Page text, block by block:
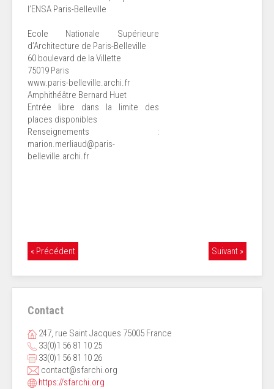
l’ENSA Paris-Belleville
Ecole Nationale Supérieure
d’Architecture de Paris-Belleville
60 boulevard de la Villette
75019 Paris
www.paris-belleville.archi.fr
Amphithéâtre Bernard Huet
Entrée libre dans la limite des
places disponibles
Renseignements :
marion.merliaud@paris-
belleville.archi.fr
« Précédent Suivant »
Contact
247, rue Saint Jacques 75005 France
33(0)1 56 81 10 25
33(0)1 56 81 10 26
contact@sfarchi.org
https://sfarchi.org